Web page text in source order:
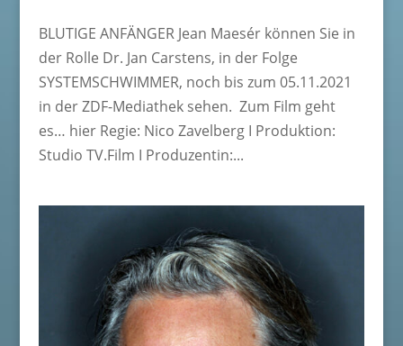
BLUTIGE ANFÄNGER Jean Maesér können Sie in
der Rolle Dr. Jan Carstens, in der Folge
SYSTEMSCHWIMMER, noch bis zum 05.11.2021
in der ZDF-Mediathek sehen. Zum Film geht
es… hier Regie: Nico Zavelberg I Produktion:
Studio TV.Film I Produzentin:...